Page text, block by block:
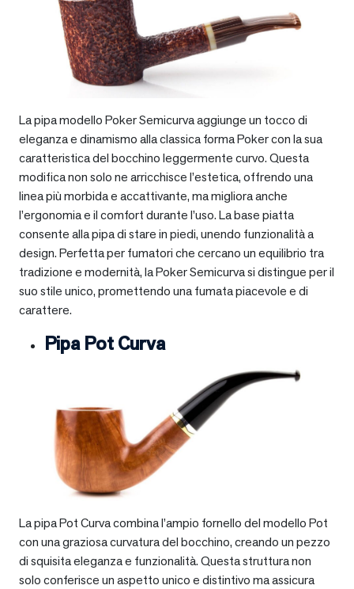
La pipa modello Poker Semicurva aggiunge un tocco di
eleganza e dinamismo alla classica forma Poker con la sua
caratteristica del bocchino leggermente curvo. Questa
modifica non solo ne arricchisce l’estetica, offrendo una
linea più morbida e accattivante, ma migliora anche
l’ergonomia e il comfort durante l’uso. La base piatta
consente alla pipa di stare in piedi, unendo funzionalità a
design. Perfetta per fumatori che cercano un equilibrio tra
tradizione e modernità, la Poker Semicurva si distingue per il
suo stile unico, promettendo una fumata piacevole e di
carattere.
Pipa Pot Curva
La pipa Pot Curva combina l’ampio fornello del modello Pot
con una graziosa curvatura del bocchino, creando un pezzo
di squisita eleganza e funzionalità. Questa struttura non
solo conferisce un aspetto unico e distintivo ma assicura